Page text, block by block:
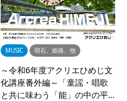
MUSIC 明石、姫路、他
～令和6年度アクリエひめじ文
化講座番外編～「童謡・唱歌
と共に味わう「能」の中の平…